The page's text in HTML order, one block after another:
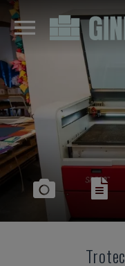
Trotec